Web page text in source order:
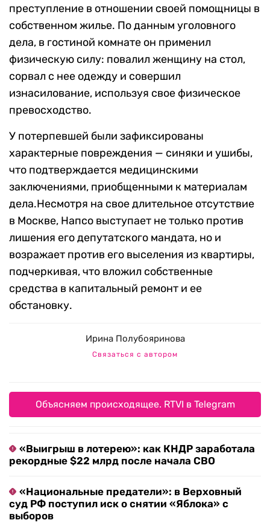
преступление в отношении своей помощницы в
собственном жилье. По данным уголовного
дела, в гостиной комнате он применил
физическую силу: повалил женщину на стол,
сорвал с нее одежду и совершил
изнасилование, используя свое физическое
превосходство.
У потерпевшей были зафиксированы
характерные повреждения — синяки и ушибы,
что подтверждается медицинскими
заключениями, приобщенными к материалам
дела.Несмотря на свое длительное отсутствие
в Москве, Напсо выступает не только против
лишения его депутатского мандата, но и
возражает против его выселения из квартиры,
подчеркивая, что вложил собственные
средства в капитальный ремонт и ее
обстановку.
Ирина Полубояринова
Связаться с автором
Объясняем происходящее. RTVI в Telegram
«Выигрыш в лотерею»: как КНДР заработала
рекордные $22 млрд после начала СВО
«Национальные предатели»: в Верховный
суд РФ поступил иск о снятии «Яблока» с
выборов